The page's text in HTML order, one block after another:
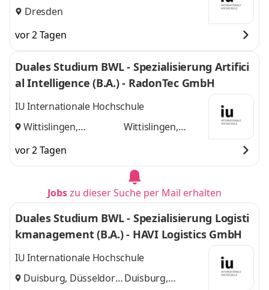
Dresden
vor 2 Tagen
Duales Studium BWL - Spezialisierung Artifici
al Intelligence (B.A.) - RadonTec GmbH
IU Internationale Hochschule
Wittislingen,
Wittislingen,
vor 2 Tagen
Jobszu dieser Suche per Mail erhalten
Duales Studium BWL - Spezialisierung Logisti
kmanagement (B.A.) - HAVI Logistics GmbH
IU Internationale Hochschule
Duisburg, Düsseldorf Duisburg,